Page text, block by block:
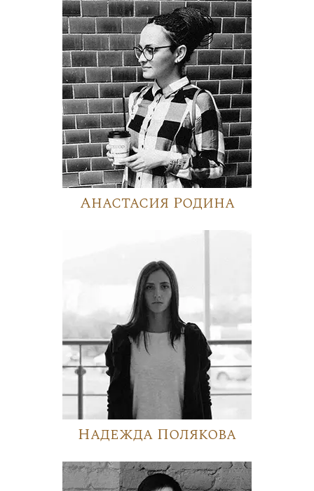
Анастасия Родина
Надежда Полякова